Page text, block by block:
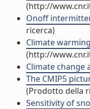
(http://
Onoff
ricerca)
Climate
(http://
Climate
The CMIP5
(Prodotto della
Sensitivity of